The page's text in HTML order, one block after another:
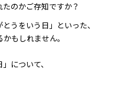
のかご存知ですか？
うをいう日」といった、
もしれません。
について、